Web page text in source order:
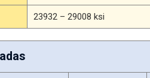
23932 – 29008 ksi